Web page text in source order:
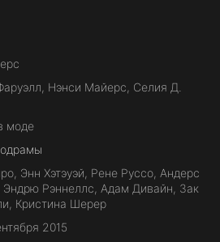
Нэнси Майерс, Селия Д.
моде
Энн Хэтэуэй, Рене Руссо, Андерс
Рэннеллс, Адам Дивайн, Зак
Кристина Шерер
2015